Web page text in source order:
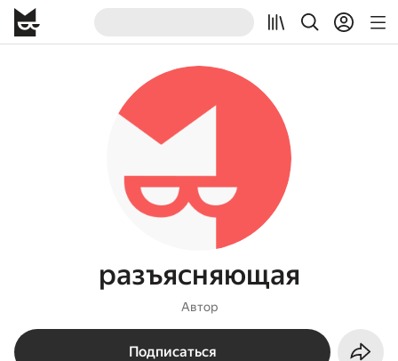
разъясняющая
Автор
Подписаться